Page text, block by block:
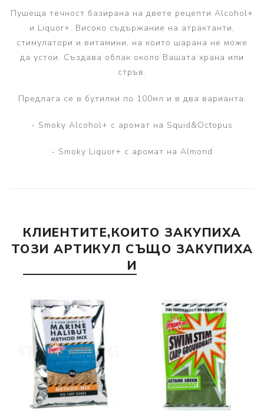
Пушеща течност базирана на двете рецепти Alcohol+
и Liquor+. Високо съдържание на атрактанти,
стимулатори и витамини, на които шарана не може
да устои. Създава облак около Вашата храна или
стръв.
Предлага се в бутилки по 100мл и в два варианта:
- Smoky Alcohol+ с аромат на Squid&Octopus
- Smoky Liquor+ с аромат на Almond
КЛИЕНТИТЕ,КОИТО ЗАКУПИХА
ТОЗИ АРТИКУЛ СЪЩО ЗАКУПИХА
И